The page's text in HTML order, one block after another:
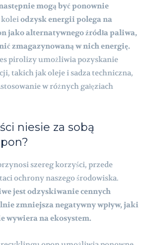
mogą być ponownie
koleiodzysk energii polega na
jako alternatywnego źródła paliwa,
zmagazynowaną w nich energię.
pirolizy umożliwia pozyskanie
takich jak oleje i sadza techniczna,
w różnych gałęziach
niesie za sobą
szereg korzyści, przede
ochrony naszego środowiska.
jest odzyskiwanie cennych
zmniejsza negatywny wpływ, jaki
wywiera na ekosystem.